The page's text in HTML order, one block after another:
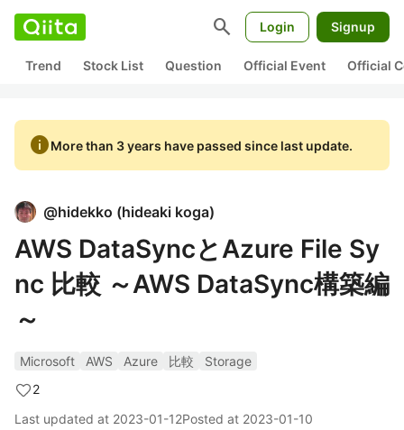
search Login Signup
Trend Stock List Question Official Event Official
infoMore than 3 years have passed since last update.
@hidekko (hideaki koga)
AWS DataSyncとAzure File Sy
nc 比較 ～AWS DataSync構築編
～
Microsoft AWS Azure 比較
Storage
2
Last updated at 2023-01-12Posted at 2023-01-10